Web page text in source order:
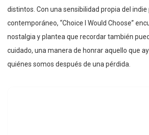
distintos. Con una sensibilidad propia del indie
contemporáneo, “Choice I Would Choose”
nostalgia y plantea que recordar también
cuidado, una manera de honrar aquello que
quiénes somos después de una pérdida.